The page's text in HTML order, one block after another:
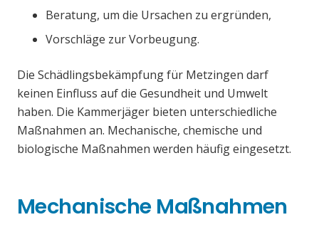
Beratung, um die Ursachen zu ergründen,
Vorschläge zur Vorbeugung.
Die Schädlingsbekämpfung für Metzingen darf
keinen Einfluss auf die Gesundheit und Umwelt
haben. Die Kammerjäger bieten unterschiedliche
Maßnahmen an. Mechanische, chemische und
biologische Maßnahmen werden häufig eingesetzt.
Mechanische Maßnahmen